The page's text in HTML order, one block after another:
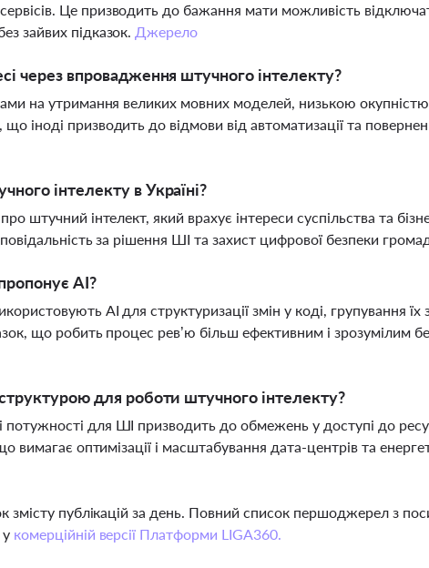
Це призводить до бажання мати можливість
зайвих підказок. Джерело
через впровадження штучного інтелекту?
на утримання великих мовних моделей, низькою окупністю
іноді призводить до відмови від автоматизації та
інтелекту в Україні?
штучний інтелект, який врахує інтереси суспільства та
за рішення ШІ та захист цифрової безпеки
AI?
AI для структуризації змін у коді, групування їх
що робить процес рев’ю більш ефективним і зрозумілим
для роботи штучного інтелекту?
для ШІ призводить до обмежень у доступі до
вимагає оптимізації і масштабування дата-центрів та
публікацій за день. Повний список першоджерел з
комерційній версії Платформи LIGA360.